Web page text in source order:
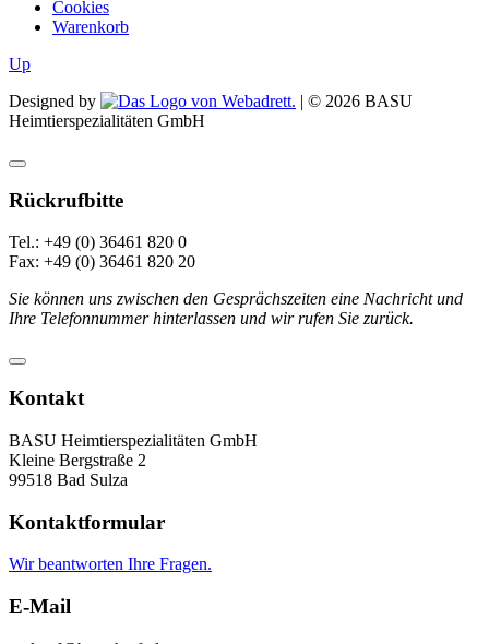
Cookies
Warenkorb
Up
Designed by
| © 2026 BASU
Heimtierspezialitäten GmbH
Rückrufbitte
Tel.: +49 (0) 36461 820 0
Fax: +49 (0) 36461 820 20
Sie können uns zwischen den Gesprächszeiten eine Nachricht und
Ihre Telefonnummer hinterlassen und wir rufen Sie zurück.
Kontakt
BASU Heimtierspezialitäten GmbH
Kleine Bergstraße 2
99518 Bad Sulza
Kontaktformular
Wir beantworten Ihre Fragen.
E-Mail